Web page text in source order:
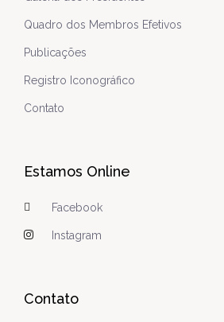
Quadro dos Membros Efetivos
Publicações
Registro Iconográfico
Contato
Estamos Online
Facebook
Instagram
Contato